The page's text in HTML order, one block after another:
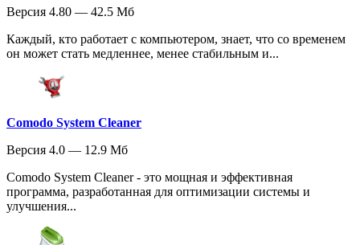
Версия 4.80 — 42.5 Мб
Каждый, кто работает с компьютером, знает, что со временем
он может стать медленнее, менее стабильным и...
Comodo System Cleaner
Версия 4.0 — 12.9 Мб
Comodo System Cleaner - это мощная и эффективная
программа, разработанная для оптимизации системы и
улучшения...